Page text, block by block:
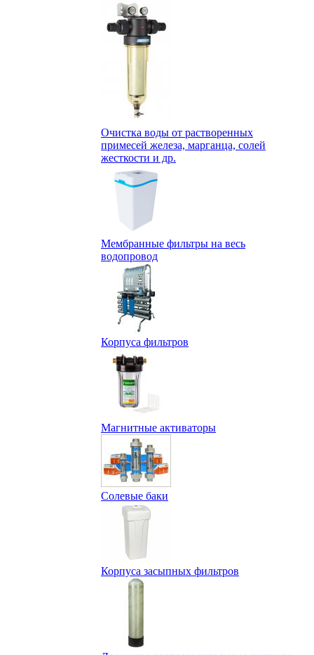
Очистка воды от растворенных
примесей железа, марганца, солей
жесткости и др.
Мембранные фильтры на весь
водопровод
Корпуса фильтров
Магнитные активаторы
Солевые баки
Корпуса засыпных фильтров